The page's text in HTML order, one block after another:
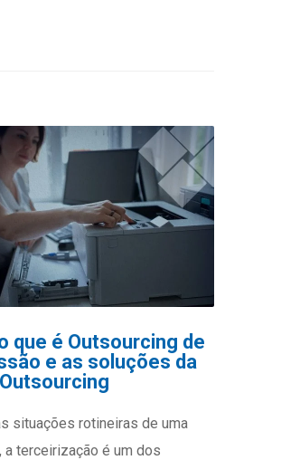
que é Outsourcing de
e as soluções da
situações rotineiras de uma
a terceirização é um dos